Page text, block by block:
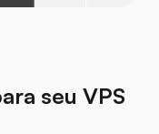
seu VPS